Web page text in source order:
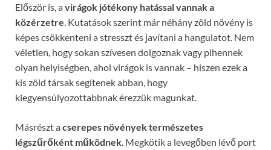
Először is, avirágok jótékony hatással vannak a
közérzetre. Kutatások szerint már néhány zöld növény is
képes csökkenteni a stresszt és javítani a hangulatot. Nem
véletlen, hogy sokan szívesen dolgoznak vagy pihennek
olyan helyiségben, ahol virágok is vannak – hiszen ezek a
kis zöld társak segítenek abban, hogy
kiegyensúlyozottabbnak érezzük magunkat.
Másrészt acserepes növények természetes
légszűrőként működnek. Megkötik a levegőben lévő port